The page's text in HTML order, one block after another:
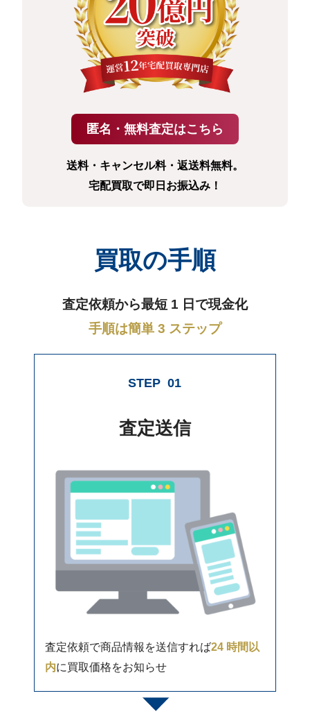
送料・キャンセル料・返送料無料。
宅配買取で即日お振込み！
買取の手順
査定依頼から最短 1 日で現金化
手順は簡単 3 ステップ
STEP 01
査定送信
査定依頼で商品情報を送信すれば24 時間以
内に買取価格をお知らせ